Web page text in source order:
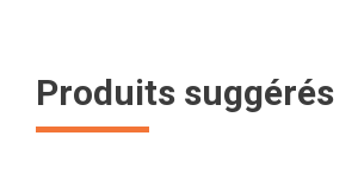
Produits suggérés